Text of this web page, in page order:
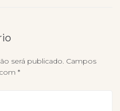
será publicado. Campos
*